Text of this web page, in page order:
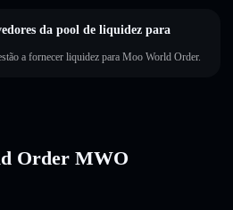
da pool de liquidez para
a fornecer liquidez para Moo World Order.
Order MWO